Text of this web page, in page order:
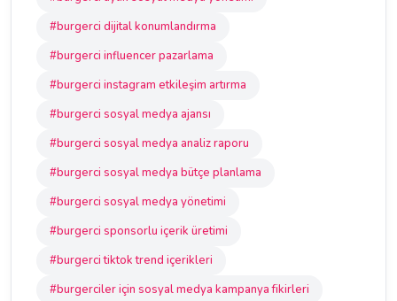
#burgerci dijital konumlandırma
#burgerci influencer pazarlama
#burgerci instagram etkileşim artırma
#burgerci sosyal medya ajansı
#burgerci sosyal medya analiz raporu
#burgerci sosyal medya bütçe planlama
#burgerci sosyal medya yönetimi
#burgerci sponsorlu içerik üretimi
#burgerci tiktok trend içerikleri
#burgerciler için sosyal medya kampanya fikirleri